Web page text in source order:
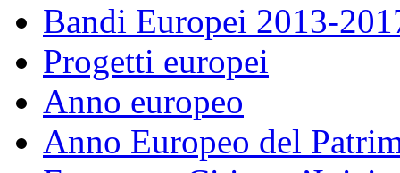
Bandi Europei 2013-
Progetti europei
Anno europeo
Anno Europeo del